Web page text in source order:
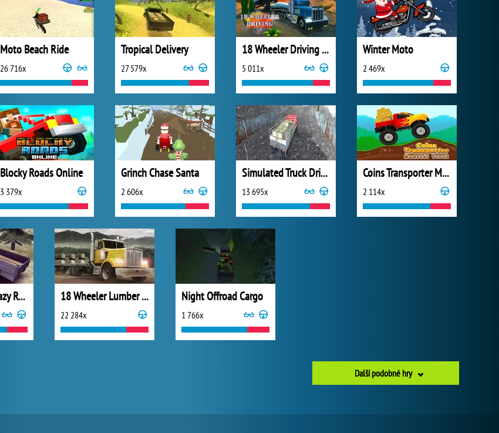
Moto Beach Ride
26 716x
Tropical Delivery
27 579x
18 Wheeler Driving Sim
5 011x
Winter Moto
2 469x
Blocky Roads Online
3 379x
Grinch Chase Santa
2 606x
Simulated Truck Driving
13 695x
Coins Transporter Monster Truck
2 114x
Truck Driver Crazy Road 18 Wheeler Lumber Cargo
22 284x
Night Offroad Cargo
1 766x
Další podobné hry